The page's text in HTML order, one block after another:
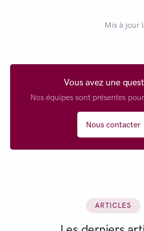
Mis à jour
Vous avez une
Nos équipes sont présentes
Nous contacter
ARTICLES